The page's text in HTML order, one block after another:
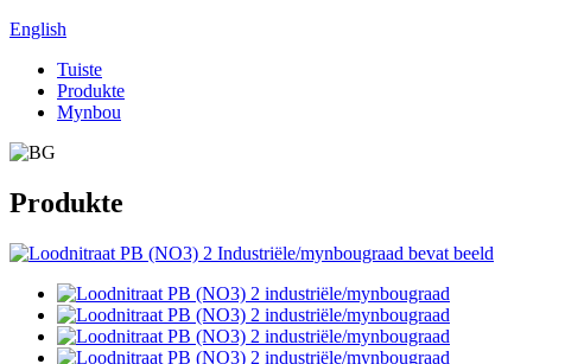
English
Tuiste
Produkte
Mynbou
Produkte